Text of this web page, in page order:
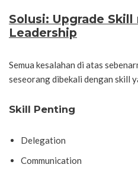
Solusi: Upgrade
Leadership
Semua kesalahan di atas
seseorang dibekali dengan skill
Skill Penting
Delegation
Communication